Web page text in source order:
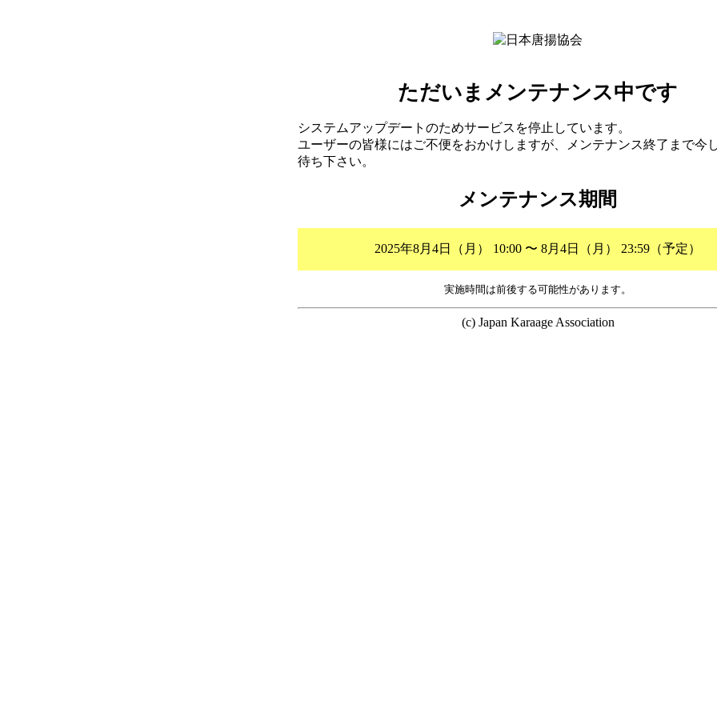
ただいまメンテナンス中です
システムアップデートのためサービスを停止しています。
ユーザーの皆様にはご不便をおかけしますが、メンテナンス終了まで今
待ち下さい。
メンテナンス期間
2025年8月4日（月） 10:00 〜 8月4日（月） 23:59（予定）
実施時間は前後する可能性があります。
(c) Japan Karaage Association